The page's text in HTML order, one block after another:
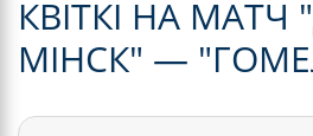
КВІТКІ НА
МІНСК" —